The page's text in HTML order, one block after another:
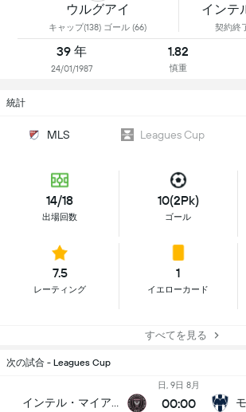
ウルグアイ
キャップ(138) ゴール (66)
インテ
契約終
39 年
24/01/1987
1.82
慎重
統計
MLS Leagues Cup
14/18
出場回数
10(2Pk)
ゴール
7.5
レーティング
1
イエローカード
すべてを見る
次の試合 - Leagues Cup
日, 9日 8月
00:00